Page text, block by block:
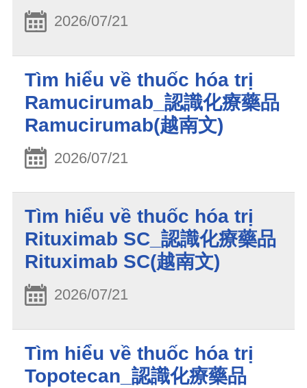
2026/07/21
Tìm hiểu về thuốc hóa trị
Ramucirumab_認識化療藥品
Ramucirumab(越南文)
2026/07/21
Tìm hiểu về thuốc hóa trị
Rituximab SC_認識化療藥品
Rituximab SC(越南文)
2026/07/21
Tìm hiểu về thuốc hóa trị
Topotecan_認識化療藥品